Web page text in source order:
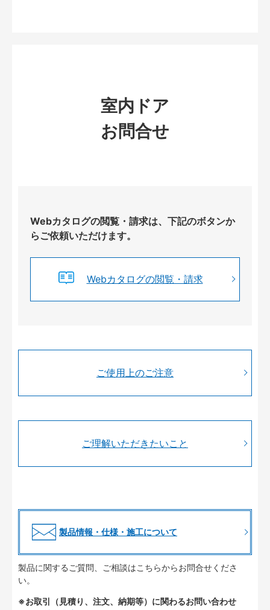
室内ドア
お問合せ
Webカタログの閲覧・請求は、下記のボタンか
らご依頼いただけます。
Webカタログの閲覧・請求
ご使用上のご注意
ご理解いただきたいこと
製品情報・仕様・施工について
製品に関するご質問、ご相談はこちらからお問合せくださ
い。
※お取引（見積り、注文、納期等）に関わるお問い合わせ